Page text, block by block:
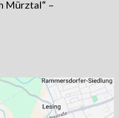
Mürztal“ –